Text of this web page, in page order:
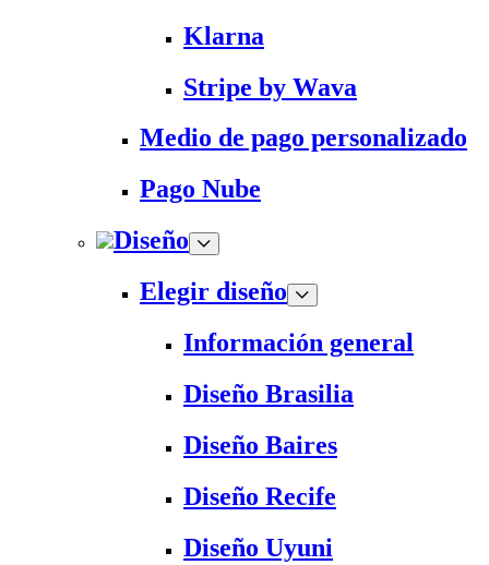
Klarna
Stripe by Wava
Medio de pago personalizado
Pago Nube
Diseño
Elegir diseño
Información general
Diseño Brasilia
Diseño Baires
Diseño Recife
Diseño Uyuni